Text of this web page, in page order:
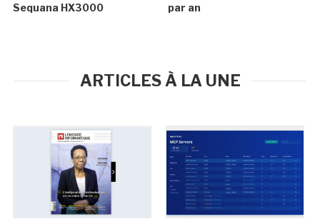
Sequana HX3000
par an
ARTICLES À LA UNE